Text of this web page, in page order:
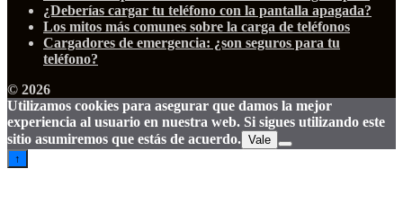
¿Deberías cargar tu teléfono con la pantalla apagada?
Los mitos más comunes sobre la carga de teléfonos
Cargadores de emergencia: ¿son seguros para tu
teléfono?
© 2026
Utilizamos cookies para asegurar que damos la mejor
experiencia al usuario en nuestra web. Si sigues utilizando este
sitio asumiremos que estás de acuerdo. Vale
↑